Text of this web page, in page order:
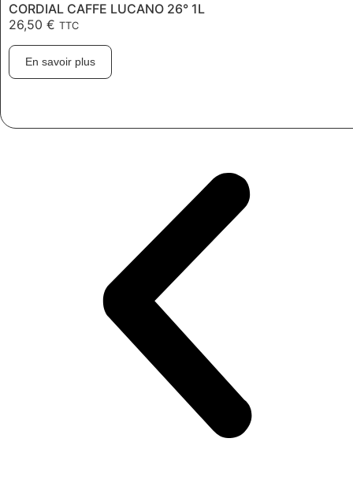
CORDIAL CAFFE LUCANO 26° 1L
26,50 € TTC
En savoir plus